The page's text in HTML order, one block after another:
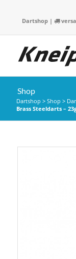
Dartshop|
Shop
Dartshop > Shop >
Brass Steeldarts –